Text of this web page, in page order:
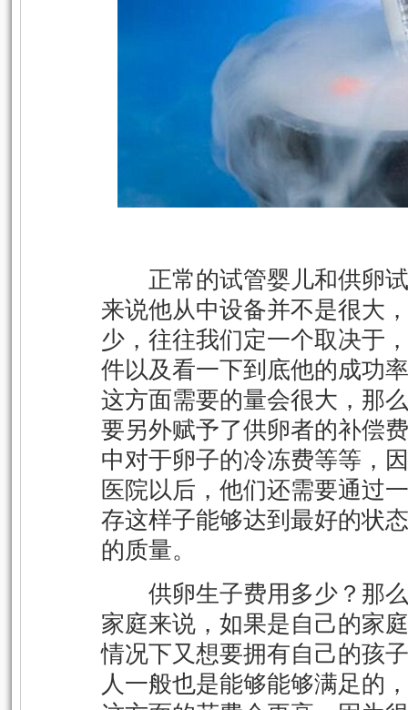
正常的试管婴儿和供卵试
来说他从中设备并不是很大
少，往往我们定一个取决于
件以及看一下到底他的成功
这方面需要的量会很大，那
要另外赋予了供卵者的补偿
中对于卵子的冷冻费等等，
医院以后，他们还需要通过
存这样子能够达到最好的状
的质量。
供卵生子费用多少？那么
家庭来说，如果是自己的家
情况下又想要拥有自己的孩
人一般也是能够能够满足的